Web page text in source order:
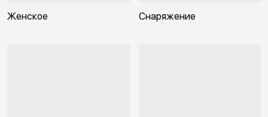
Женское Снаряжение